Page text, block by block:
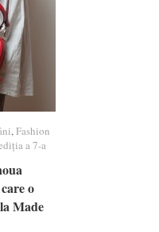
,Fashion
a 7-a
o
Made
Fashion
a 7-a
o
Made